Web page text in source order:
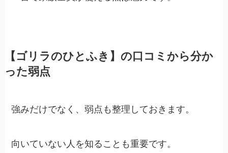
【ゴリラのひとふき】の口コミから分か
った弱点
強みだけでなく、弱点も整理しておきます。
向いていない人を知ることも重要です。